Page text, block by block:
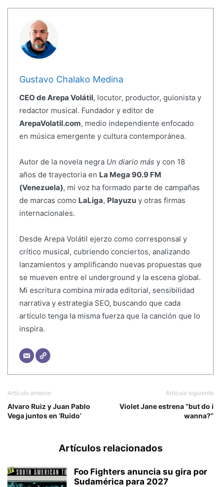
Gustavo Chalako Medina
CEO de Arepa Volátil, locutor, productor, guionista y
redactor musical. Fundador y editor de
ArepaVolatil.com, medio independiente enfocado
en música emergente y cultura contemporánea.
Autor de la novela negra Un diario más y con 18
años de trayectoria en La Mega 90.9 FM
(Venezuela), mi voz ha formado parte de campañas
de marcas como LaLiga, Playuzuy otras firmas
internacionales.
Desde Arepa Volátil ejerzo como corresponsal y
crítico musical, cubriendo conciertos, analizando
lanzamientos y amplificando nuevas propuestas que
se mueven entre el underground y la escena global.
Mi escritura combina mirada editorial, sensibilidad
narrativa y estrategia SEO, buscando que cada
artículo tenga la misma fuerza que la canción que lo
inspira.
Artículo anterior
Alvaro Ruiz y Juan Pablo
Vega juntos en ‘Ruido’
Artículo siguiente
Violet Jane estrena “but do i
wanna?”
Artículos relacionados
Foo Fighters anuncia su gira por
Sudamérica para 2027